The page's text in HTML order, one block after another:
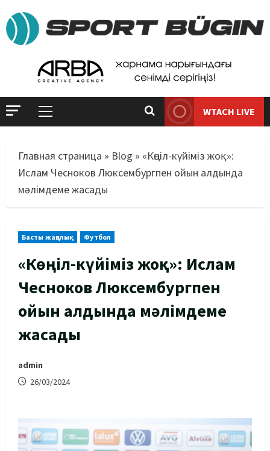
WTACH LIVE
Главная страница » Blog » «Көңіл-күйіміз жоқ»:
Ислам Чесноков Люксембургпен ойын алдында
мәлімдеме жасады
Басты жаңалық Футбол
«Көңіл-күйіміз жоқ»: Ислам
Чесноков Люксембургпен
ойын алдында мәлімдеме
жасады
admin
26/03/2024